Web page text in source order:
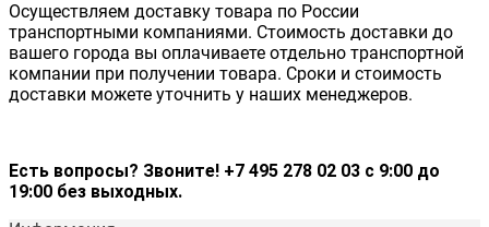
Осуществляем доставку товара по России
транспортными компаниями. Стоимость доставки до
вашего города вы оплачиваете отдельно транспортной
компании при получении товара. Сроки и стоимость
доставки можете уточнить у наших менеджеров.
Есть вопросы? Звоните! +7 495 278 02 03 с 9:00 до
19:00 без выходных.